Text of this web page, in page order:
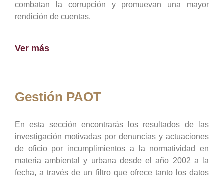
combatan la corrupción y promuevan una mayor
rendición de cuentas.
Ver más
Gestión PAOT
En esta sección encontrarás los resultados de las
investigación motivadas por denuncias y actuaciones
de oficio por incumplimientos a la normatividad en
materia ambiental y urbana desde el año 2002 a la
fecha, a través de un filtro que ofrece tanto los datos